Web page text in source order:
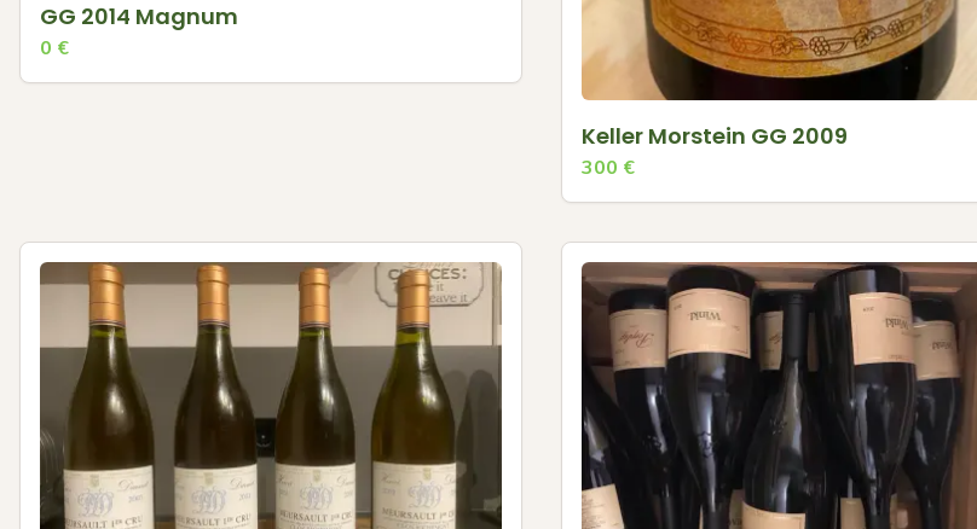
GG 2014 Magnum
0 €
Keller Morstein GG 2009
300 €